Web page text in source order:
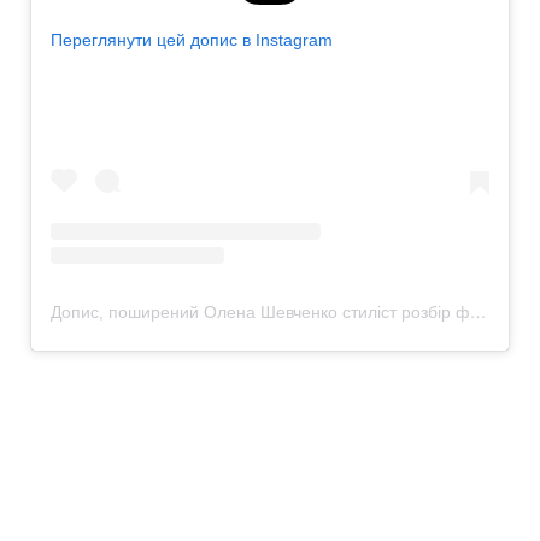
Переглянути цей допис в Instagram
Допис, поширений Олена Шевченко стиліст розбір фігури Львів (@purpur.stylist)